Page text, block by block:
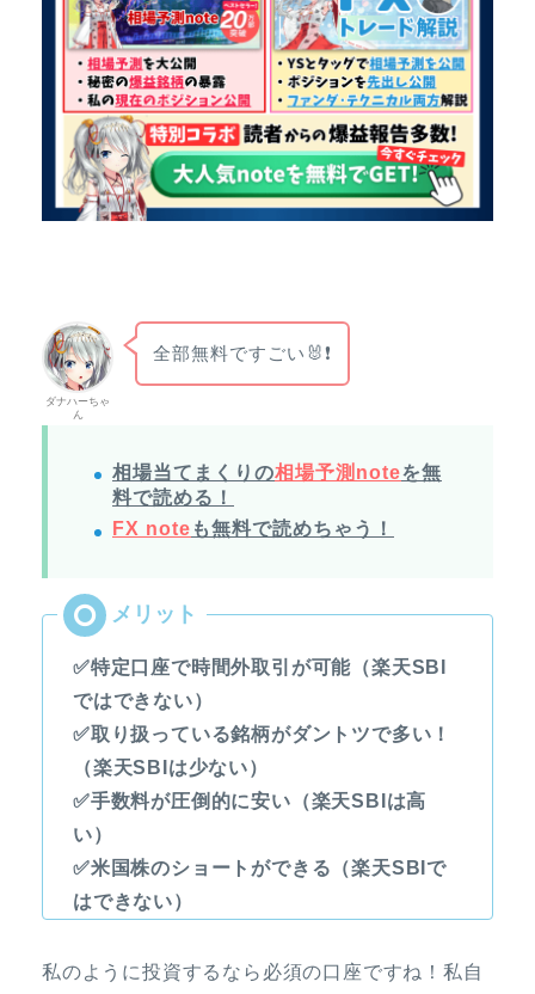
ダナハーちゃ
ん
全部無料ですごい🐰❗
相場当てまくりの相場予測noteを無
料で読める！
FX note も無料で読めちゃう！
✅特定口座で時間外取引が可能（楽天SBI
ではできない）
✅取り扱っている銘柄がダントツで多い！
（楽天SBIは少ない）
✅手数料が圧倒的に安い（楽天SBIは高
い）
✅米国株のショートができる（楽天SBIで
はできない）
私のように投資するなら必須の口座ですね！私自